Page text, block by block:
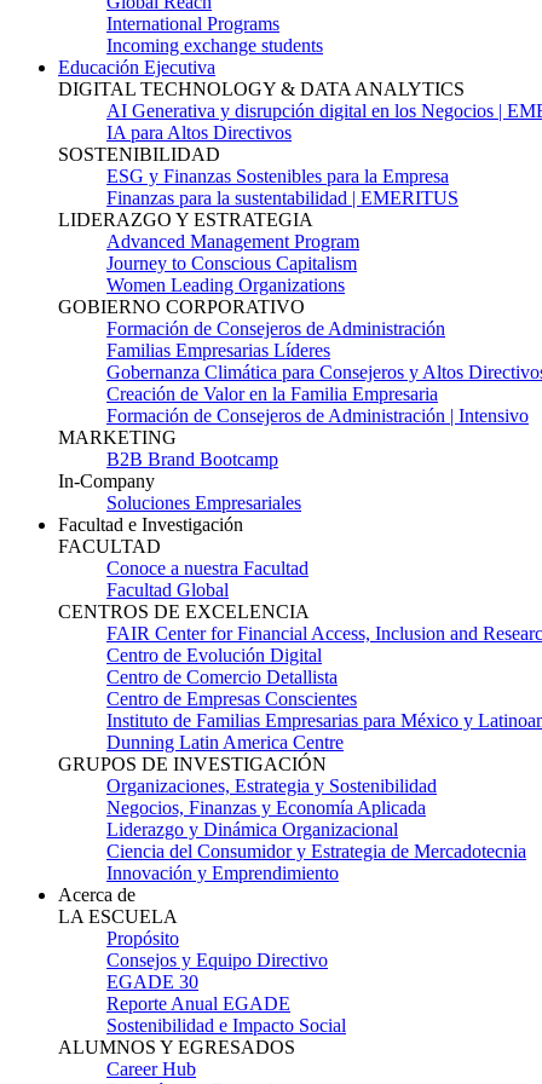
International Programs
Incoming exchange students
Educación Ejecutiva
DIGITAL TECHNOLOGY & DATA ANALYTICS
AI Generativa y disrupción digital en los Negocios |
IA para Altos Directivos
SOSTENIBILIDAD
ESG y Finanzas Sostenibles para la Empresa
Finanzas para la sustentabilidad | EMERITUS
LIDERAZGO Y ESTRATEGIA
Advanced Management Program
Journey to Conscious Capitalism
Women Leading Organizations
GOBIERNO CORPORATIVO
Formación de Consejeros de Administración
Familias Empresarias Líderes
Gobernanza Climática para Consejeros y Altos
Creación de Valor en la Familia Empresaria
Formación de Consejeros de Administración | Intensivo
MARKETING
B2B Brand Bootcamp
In-Company
Soluciones Empresariales
Facultad e Investigación
FACULTAD
Conoce a nuestra Facultad
Facultad Global
CENTROS DE EXCELENCIA
FAIR Center for Financial Access, Inclusion and
Centro de Evolución Digital
Centro de Comercio Detallista
Centro de Empresas Conscientes
Instituto de Familias Empresarias para México y
Dunning Latin America Centre
GRUPOS DE INVESTIGACIÓN
Organizaciones, Estrategia y Sostenibilidad
Negocios, Finanzas y Economía Aplicada
Liderazgo y Dinámica Organizacional
Ciencia del Consumidor y Estrategia de Mercadotecnia
Innovación y Emprendimiento
Acerca de
LA ESCUELA
Propósito
Consejos y Equipo Directivo
EGADE 30
Reporte Anual EGADE
Sostenibilidad e Impacto Social
ALUMNOS Y EGRESADOS
Career Hub